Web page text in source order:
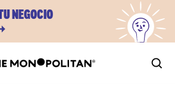
NEGOCIO